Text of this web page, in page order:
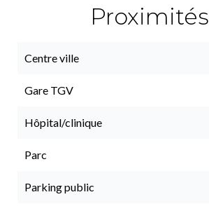
Proximités
Centre ville
Gare TGV
Hôpital/clinique
Parc
Parking public